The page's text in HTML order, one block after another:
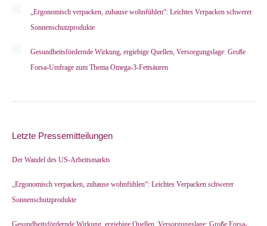
„Ergonomisch verpacken, zuhause wohnfühlen“: Leichtes Verpacken schwerer
Sonnenschutzprodukte
Gesundheitsfördernde Wirkung, ergiebige Quellen, Versorgungslage: Große
Forsa-Umfrage zum Thema Omega-3-Fettsäuren
Letzte Pressemitteilungen
Der Wandel des US-Arbeitsmarkts
„Ergonomisch verpacken, zuhause wohnfühlen“: Leichtes Verpacken schwerer
Sonnenschutzprodukte
Gesundheitsfördernde Wirkung, ergiebige Quellen, Versorgungslage: Große Forsa-